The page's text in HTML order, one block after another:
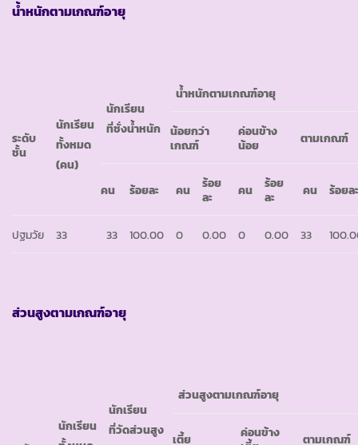
น้ำหนักตามเกณฑ์อายุ
ระดับ
ชั้น
นักเรียน
ทั้งหมด
(คน)
นักเรียน
ที่ชั่งน้ำหนัก
น้ำหนักตามเกณฑ์อายุ
น้อยกว่า
เกณฑ์
ค่อนข้าง
น้อย
ตามเกณฑ์
คน ร้อยละ คน
ร้อย
ละ
คน
ร้อย
ละ
คน ร้อยล
ปฐมวัย 33 33 100.00 0 0.00 0 0.00 33
ส่วนสูงตามเกณฑ์อายุ
นักเรียน
นักเรียน
ที่วัดส่วนสูง
ส่วนสูงตามเกณฑ์อายุ
เตี้ย
ค่อนข้าง
ตามเกณฑ์